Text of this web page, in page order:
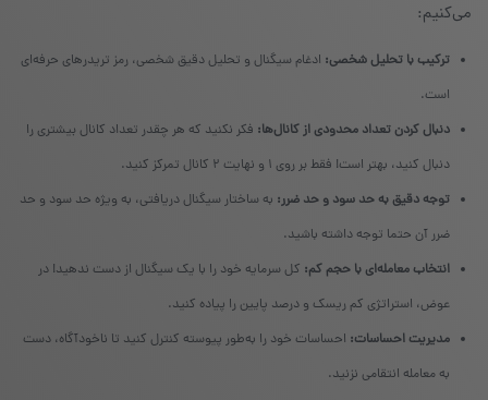
می‌کنیم:
ترکیب با تحلیل شخصی: ادغام سیگنال و تحلیل دقیق شخصی، رمز تریدرهای حرفه‌ای
است.
دنبال کردن تعداد محدودی از کانال‌ها: فکر نکنید که هر چقدر تعداد کانال بیشتری را
دنبال کنید، بهتر است! فقط بر روی ۱ و نهایت ۲ کانال تمرکز کنید.
توجه دقیق به حد سود و حد ضرر: به ساختار سیگنال دریافتی، به ویژه حد سود و حد
ضرر آن حتما توجه داشته باشید.
انتخاب معامله‌ای با حجم کم: کل سرمایه خود را با یک سیگنال از دست ندهید! در
عوض، استراتژی کم ریسک و درصد پایین را پیاده کنید.
مدیریت احساسات: احساسات خود را به‌طور پیوسته کنترل کنید تا ناخودآگاه، دست
به معامله انتقامی نزنید.